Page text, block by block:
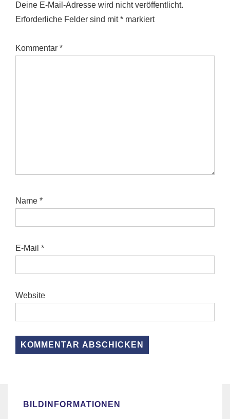
Deine E-Mail-Adresse wird nicht veröffentlicht.
Erforderliche Felder sind mit* markiert
Kommentar *
Name *
E-Mail *
Website
BILDINFORMATIONEN